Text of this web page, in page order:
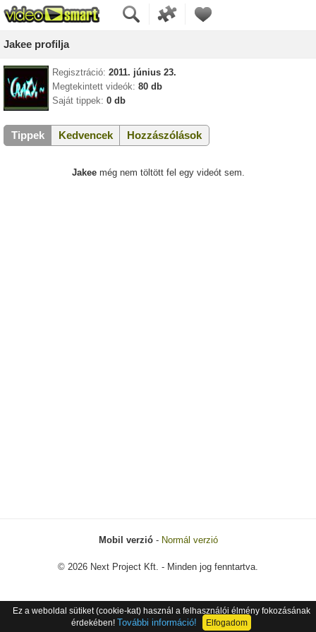
Jakee profilja
Regisztráció: 2011. június 23.
Megtekintett videók: 80 db
Saját tippek: 0 db
Tippek Kedvencek Hozzászólások
Jakeemég nem töltött fel egy videót sem.
Mobil verzió- Normál verzió
© 2026 Next Project Kft. - Minden jog fenntartva.
Ez a weboldal sütiket (cookie-kat) használ a felhasználói élmény fokozásának
érdekében! További információ! Elfogadom